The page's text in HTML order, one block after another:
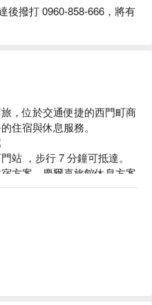
後撥打 0960-858-666，將有
，位於交通便捷的西門町商
住宿與休息服務。
站 ，步行 7 分鐘可抵達。
方案、慶爾喜旅館休息方案